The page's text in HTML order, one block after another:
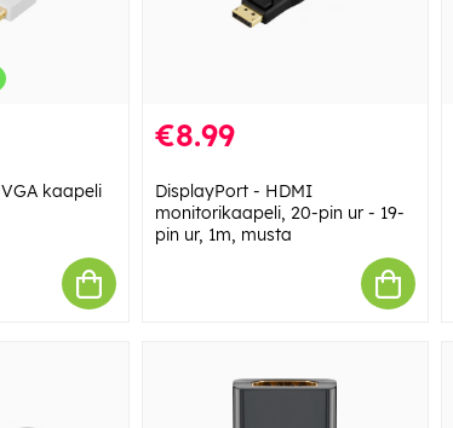
kaapeli
€8.99
DisplayPort - HDMI
monitorikaapeli, 20-pin ur - 19-
pin ur, 1m, musta